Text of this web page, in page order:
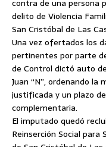
contra de una persona
delito de Violencia
San Cristóbal de Las
Una vez ofertados los
pertinentes por parte
de Control dictó auto
Juan “N”, ordenando
justificada y un plazo
complementaria.
El imputado quedó
Reinserción Social